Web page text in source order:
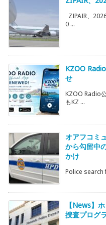
ZIPAIR、
0 ...
KZOO
せ
KZOO Radio
もKZ ...
オアフコミ
から勾留中
かけ
Police search
【News】
捜査プログ